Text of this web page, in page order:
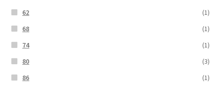
62
(1)
68
(1)
74
(1)
80
(3)
86
(1)